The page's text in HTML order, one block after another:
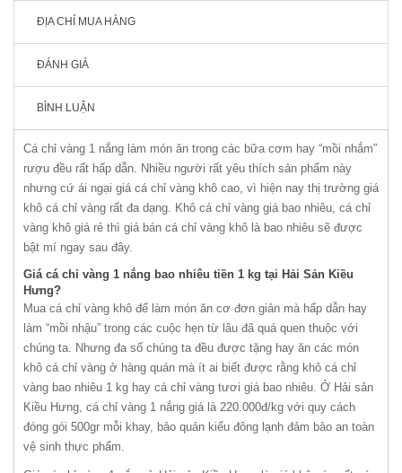
ĐỊA CHỈ MUA HÀNG
ĐÁNH GIÁ
BÌNH LUẬN
Cá chỉ vàng 1 nắng làm món ăn trong các bữa cơm hay “mồi nhắm”
rượu đều rất hấp dẫn. Nhiều người rất yêu thích sản phẩm này
nhưng cứ ái ngại giá cá chỉ vàng khô cao, vì hiện nay thị trường giá
khô cá chỉ vàng rất đa dạng. Khô cá chỉ vàng giá bao nhiêu, cá chỉ
vàng khô giá rẻ thì giá bán cá chỉ vàng khô là bao nhiêu sẽ được
bật mí ngay sau đây.
Giá cá chỉ vàng 1 nắng bao nhiêu tiền 1 kg tại Hải Sản Kiều
Hưng?
Mua cá chỉ vàng khô để làm món ăn cơ đơn giản mà hấp dẫn hay
làm “mồi nhậu” trong các cuộc hẹn từ lâu đã quá quen thuộc với
chúng ta. Nhưng đa số chúng ta đều được tặng hay ăn các món
khô cá chỉ vàng ở hàng quán mà ít ai biết được rằng khô cá chỉ
vàng bao nhiêu 1 kg hay cá chỉ vàng tươi giá bao nhiêu. Ở Hải sản
Kiều Hưng, cá chỉ vàng 1 nắng giá là 220.000đ/kg với quy cách
đóng gói 500gr mỗi khay, bảo quản kiểu đông lạnh đảm bảo an toàn
vệ sinh thực phẩm.